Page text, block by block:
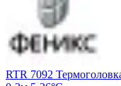
RTR 7092